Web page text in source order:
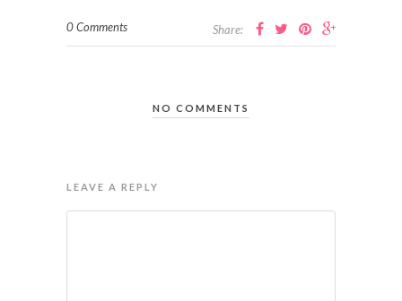
0 Comments Share:
NO COMMENTS
LEAVE A REPLY